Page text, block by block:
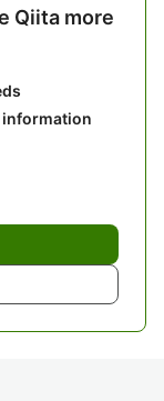
Qiita more
information